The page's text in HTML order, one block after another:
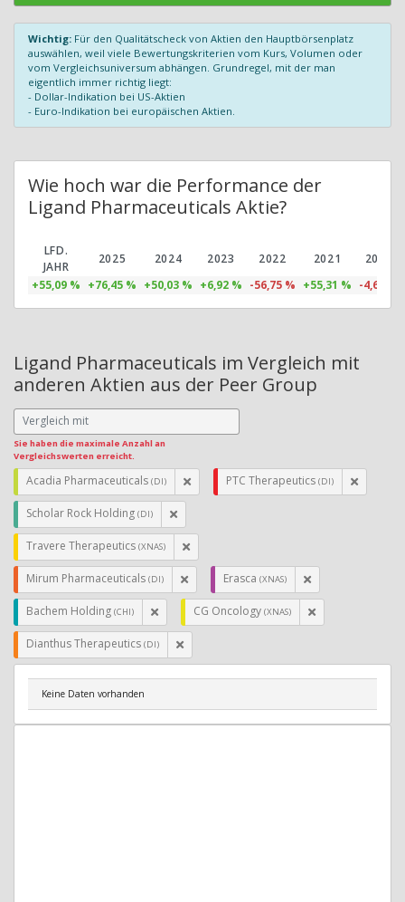
Wichtig: Für den Qualitätscheck von Aktien den Hauptbörsenplatz
auswählen, weil viele Bewertungskriterien vom Kurs, Volumen oder
vom Vergleichsuniversum abhängen. Grundregel, mit der man
eigentlich immer richtig liegt:
- Dollar-Indikation bei US-Aktien
- Euro-Indikation bei europäischen Aktien.
Wie hoch war die Performance der
Ligand Pharmaceuticals Aktie?
LFD.
JAHR
2025 2024 2023 2022 2021
2020
+55,09 % +76,45 % +50,03 % +6,92 % -56,75 % +55,31 % -4,64 %
Ligand Pharmaceuticals im Vergleich mit
anderen Aktien aus der Peer Group
Sie haben die maximale Anzahl an
Vergleichswerten erreicht.
Acadia Pharmaceuticals (DI) PTC Therapeutics (DI)
Scholar Rock Holding (DI)
Travere Therapeutics (XNAS)
Mirum Pharmaceuticals (DI) Erasca (XNAS)
Bachem Holding (CHI) CG Oncology (XNAS)
Dianthus Therapeutics (DI)
Keine Daten vorhanden